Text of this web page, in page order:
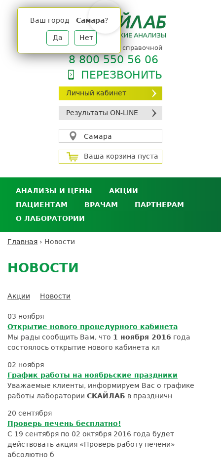
Личный кабинет
Результаты ON-LINE
Самара
Ваш город - Самара?
Да Нет
Ваша корзина пуста
телефон единой справочной
8 800 550 56 06
ПЕРЕЗВОНИТЬ
АНАЛИЗЫ И ЦЕНЫ
Анализы и цены
Где сдать анализы
Выезд на дом
Расшифровка анализов
АКЦИИ
ПАЦИЕНТАМ
Личный кабинет пациента
Дисконтная программа
Обратная связь
безопасности пациентов
Налоговый вычет
ВРАЧАМ ПАРТНЕРАМ
кабинет
О ЛАБОРАТОРИИ
Вакансии
здесь
Главная › Новости
to
top
НОВОСТИ
Акции Новости
03 ноября
Открытие нового процедурного кабинета
Мы рады сообщить Вам, что 1 ноября 2016 года
состоялось открытие нового кабинета кл
02 ноября
График работы на ноябрьские праздники
Уважаемые клиенты, информируем Вас о графике
работы лаборатории СКАЙЛАБ в праздничн
20 сентября
Проверь печень бесплатно!
С 19 сентября по 02 октября 2016 года будет
действовать акция «Проверь работу печени»
абсолютно б